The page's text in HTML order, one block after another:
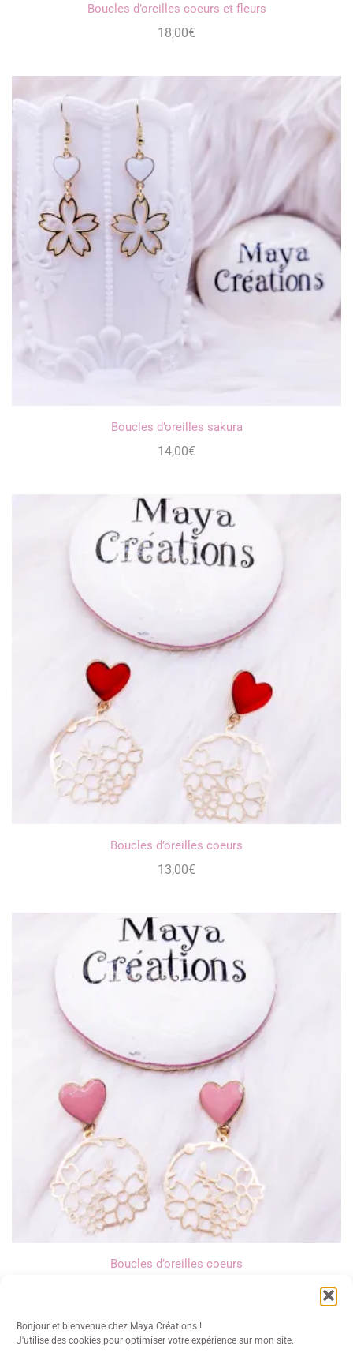
Bonjour et bienvenue chez Maya Créations !
J'utilise des cookies pour optimiser votre expérience sur mon site.
Boucles d’oreilles coeurs et fleurs
18,00€
Boucles d’oreilles sakura
14,00€
Boucles d’oreilles coeurs
13,00€
Boucles d’oreilles coeurs